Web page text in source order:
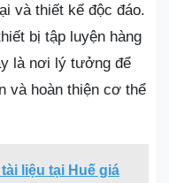
và thiết kế độc đáo.
bị tập luyện hàng
là nơi lý tưởng để
và hoàn thiện cơ thể
liệu tại Huế giá